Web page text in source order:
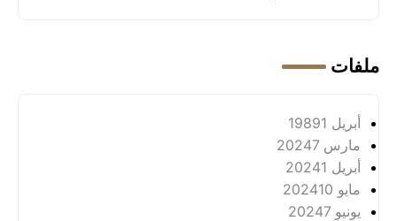
ملفات
أبريل 1989 1
مارس 20247
أبريل 2024 1
مايو 2024 10
يونيو 20247